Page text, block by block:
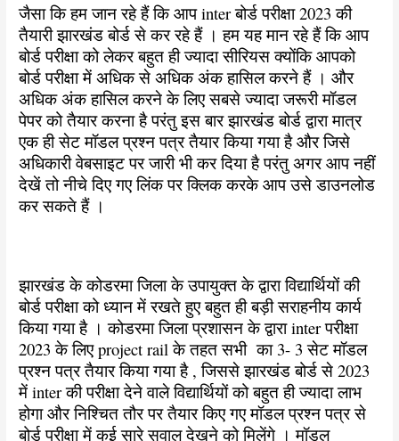
जैसा कि हम जान रहे हैं कि आप inter बोर्ड परीक्षा 2023 की
तैयारी झारखंड बोर्ड से कर रहे हैं । हम यह मान रहे हैं कि आप
बोर्ड परीक्षा को लेकर बहुत ही ज्यादा सीरियस क्योंकि आपको
बोर्ड परीक्षा में अधिक से अधिक अंक हासिल करने हैं । और
अधिक अंक हासिल करने के लिए सबसे ज्यादा जरूरी मॉडल
पेपर को तैयार करना है परंतु इस बार झारखंड बोर्ड द्वारा मात्र
एक ही सेट मॉडल प्रश्न पत्र तैयार किया गया है और जिसे
अधिकारी वेबसाइट पर जारी भी कर दिया है परंतु अगर आप नहीं
देखें तो नीचे दिए गए लिंक पर क्लिक करके आप उसे डाउनलोड
कर सकते हैं ।
झारखंड के कोडरमा जिला के उपायुक्त के द्वारा विद्यार्थियों की
बोर्ड परीक्षा को ध्यान में रखते हुए बहुत ही बड़ी सराहनीय कार्य
किया गया है । कोडरमा जिला प्रशासन के द्वारा inter परीक्षा
2023 के लिए project rail के तहत सभी का 3- 3 सेट मॉडल
प्रश्न पत्र तैयार किया गया है , जिससे झारखंड बोर्ड से 2023
में inter की परीक्षा देने वाले विद्यार्थियों को बहुत ही ज्यादा लाभ
होगा और निश्चित तौर पर तैयार किए गए मॉडल प्रश्न पत्र से
बोर्ड परीक्षा में कई सारे सवाल देखने को मिलेंगे । मॉडल